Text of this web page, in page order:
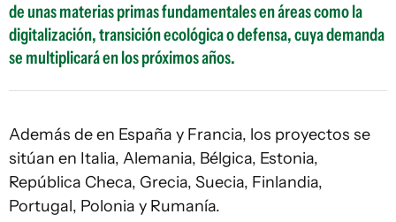
de unas materias primas fundamentales en áreas como la
digitalización, transición ecológica o defensa, cuya demanda
se multiplicará en los próximos años.
Además de en España y Francia, los proyectos se
sitúan en Italia, Alemania, Bélgica, Estonia,
República Checa, Grecia, Suecia, Finlandia,
Portugal, Polonia y Rumanía.